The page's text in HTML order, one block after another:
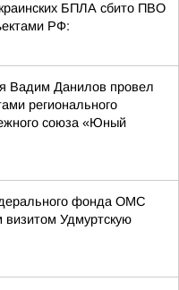
БПЛА сбито ПВО
РФ:
Вадим Данилов провел
регионального
союза «Юный
фонда ОМС
визитом Удмуртскую